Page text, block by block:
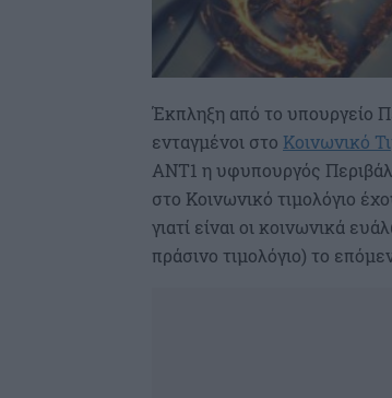
Έκπληξη από το υπουργείο
ενταγμένοι στο Κοινωνικό
ΑΝΤ1 η υφυπουργός
στο Κοινωνικό τιμολόγιο
γιατί είναι οι κοινωνικά
πράσινο τιμολόγιο) το